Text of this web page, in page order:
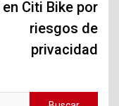
Citi Bike por
riesgos de
privacidad